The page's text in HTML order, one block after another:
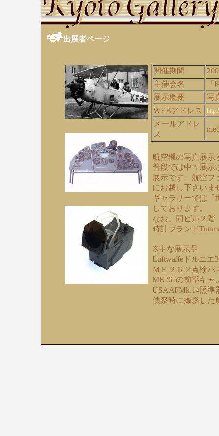
出展者ページ
開催期間
主催会名
展示概要
写
WEBアドレス
メールアドレ
ス
航空機の写真展示
普段では中々展示
展示です。航空フ
にお越し下さいま
ギャラリーでは「
しております。
なお、同ビル２階
時計ブランド
※主な展示品
Luftwaffeドルニエ
ＭＥ２６２点検パ
ME262の前部キャ
USAAFMk.14照準
偵察時に撮影した